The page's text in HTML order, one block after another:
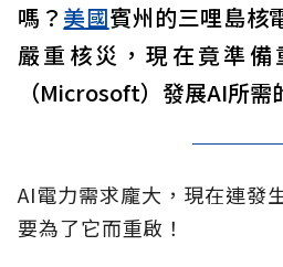
嗎？ 美國賓州的三哩島核
嚴重核災，現在竟準備
（Microsoft）發展AI所需
AI電力需求龐大，現在連發
要為了它而重啟！